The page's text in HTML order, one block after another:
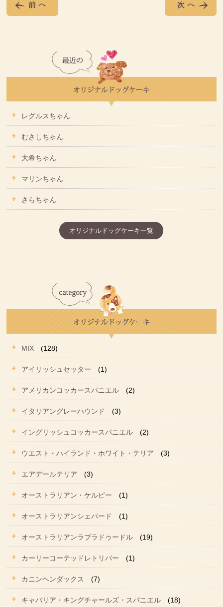
レグルスちゃん
むさしちゃん
大希ちゃん
マリンちゃん
さらちゃん
オリジナルドッグケーキ一覧
MIX (128)
アイリッシュセッター (1)
アメリカンコッカースパニエル (2)
イタリアングレーハウンド (3)
イングリッシュコッカースパニエル (2)
ウエスト・ハイランド・ホワイト・テリア (3)
エアデールテリア (3)
オーストラリアン・ケルピー (1)
オーストラリアンシェパード (1)
オーストラリアンラブラドゥードル (19)
カーリーコーテッドレトリバー (1)
カニンヘンダックス (7)
キャバリア・キングチャールズ・スパニエル (18)